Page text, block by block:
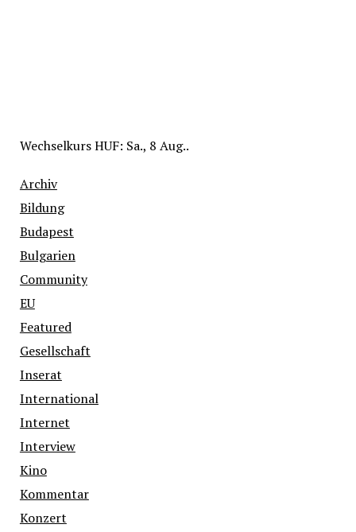
WechselkursHUF: Sa., 8 Aug..
Archiv
Bildung
Budapest
Bulgarien
Community
EU
Featured
Gesellschaft
Inserat
International
Internet
Interview
Kino
Kommentar
Konzert